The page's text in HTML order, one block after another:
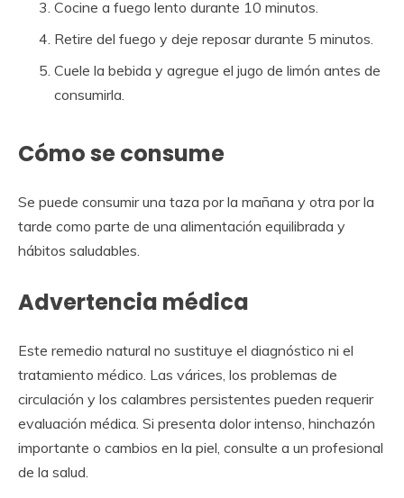
Cocine a fuego lento durante 10 minutos.
Retire del fuego y deje reposar durante 5 minutos.
Cuele la bebida y agregue el jugo de limón antes de
consumirla.
Cómo se consume
Se puede consumir una taza por la mañana y otra por la
tarde como parte de una alimentación equilibrada y
hábitos saludables.
Advertencia médica
Este remedio natural no sustituye el diagnóstico ni el
tratamiento médico. Las várices, los problemas de
circulación y los calambres persistentes pueden requerir
evaluación médica. Si presenta dolor intenso, hinchazón
importante o cambios en la piel, consulte a un profesional
de la salud.